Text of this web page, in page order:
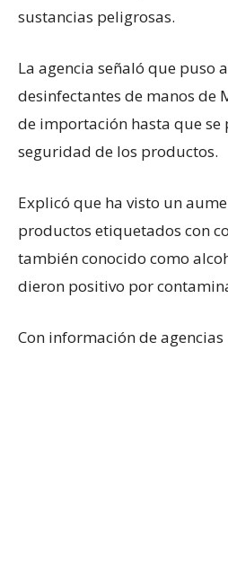
sustancias peligrosas.
La agencia señaló que puso
desinfectantes de manos de
de importación hasta que se
seguridad de los productos.
Explicó que ha visto un
productos etiquetados con
también conocido como
dieron positivo por
Con información de agencias